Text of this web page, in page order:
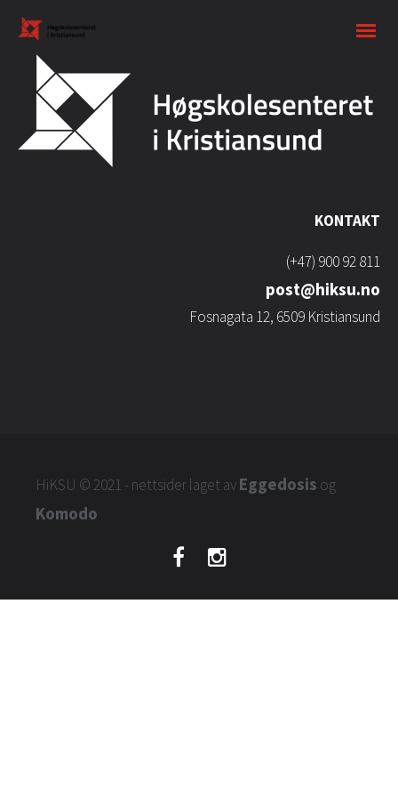
KONTAKT
(+47) 900 92 811
post@hiksu.no
Fosnagata 12, 6509 Kristiansund
HiKSU © 2021 - nettsider laget avEggedosis og
Komodo